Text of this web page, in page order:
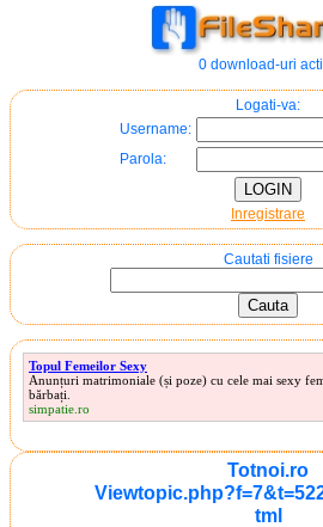
0 download-uri
Logati-va:
Username:
Parola:
Inregistrare
Cautati fisiere
Topul Femeilor Sexy
Anunțuri matrimoniale (și poze) cu cele mai sexy
bărbați.
simpatie.ro
Totnoi.ro
tml